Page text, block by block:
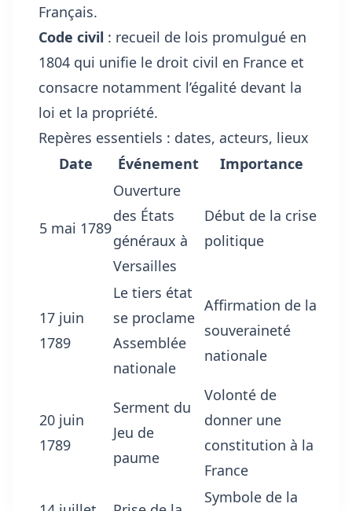
Français.
Code civil : recueil de lois promulgué en
1804 qui unifie le droit civil en France et
consacre notamment l’égalité devant la
loi et la propriété.
Repères essentiels : dates, acteurs, lieux
Date
Événement Importance
5 mai 1789
Ouverture
des États
généraux à
Versailles
Début de la crise
politique
17 juin
1789
Le tiers état
se proclame
Assemblée
nationale
Affirmation de la
souveraineté
nationale
20 juin
1789
Serment du
Jeu de
paume
Volonté de
donner une
constitution à la
France
Symbole de la